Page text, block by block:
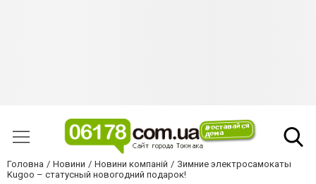
Головна Новини Новини компаній
Зимние электросамокаты
Kugoo – статусный новогодний подарок!